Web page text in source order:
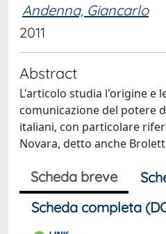
Andenna, Giancarlo
2011
Abstract
L'articolo studia l'origine e
comunicazione del potere
italiani, con particolare
Novara, detto anche
Scheda breve
Scheda completa